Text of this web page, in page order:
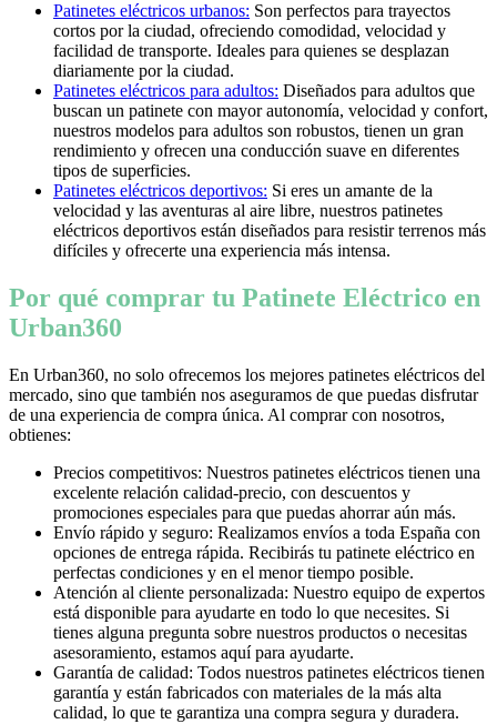
Patinetes eléctricos urbanos: Son perfectos para trayectos
cortos por la ciudad, ofreciendo comodidad, velocidad y
facilidad de transporte. Ideales para quienes se desplazan
diariamente por la ciudad.
Patinetes eléctricos para adultos: Diseñados para adultos que
buscan un patinete con mayor autonomía, velocidad y confort,
nuestros modelos para adultos son robustos, tienen un gran
rendimiento y ofrecen una conducción suave en diferentes
tipos de superficies.
Patinetes eléctricos deportivos: Si eres un amante de la
velocidad y las aventuras al aire libre, nuestros patinetes
eléctricos deportivos están diseñados para resistir terrenos más
difíciles y ofrecerte una experiencia más intensa.
Por qué comprar tu Patinete Eléctrico en
Urban360
En Urban360, no solo ofrecemos los mejores patinetes eléctricos del
mercado, sino que también nos aseguramos de que puedas disfrutar
de una experiencia de compra única. Al comprar con nosotros,
obtienes:
Precios competitivos: Nuestros patinetes eléctricos tienen una
excelente relación calidad-precio, con descuentos y
promociones especiales para que puedas ahorrar aún más.
Envío rápido y seguro: Realizamos envíos a toda España con
opciones de entrega rápida. Recibirás tu patinete eléctrico en
perfectas condiciones y en el menor tiempo posible.
Atención al cliente personalizada: Nuestro equipo de expertos
está disponible para ayudarte en todo lo que necesites. Si
tienes alguna pregunta sobre nuestros productos o necesitas
asesoramiento, estamos aquí para ayudarte.
Garantía de calidad: Todos nuestros patinetes eléctricos tienen
garantía y están fabricados con materiales de la más alta
calidad, lo que te garantiza una compra segura y duradera.